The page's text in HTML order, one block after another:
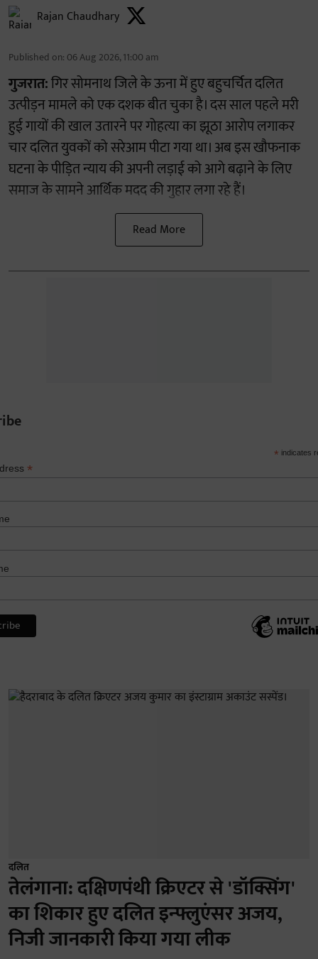
Rajan Chaudhary
Published on: 06 Aug 2026, 11:00 am
गुजरात:गिर सोमनाथ जिले के ऊना में हुए बहुचर्चित दलित
उत्पीड़न मामले को एक दशक बीत चुका है। दस साल पहले मरी
हुई गायों की खाल उतारने पर गोहत्या का झूठा आरोप लगाकर
चार दलित युवकों को सरेआम पीटा गया था। अब इस खौफनाक
घटना के पीड़ित न्याय की अपनी लड़ाई को आगे बढ़ाने के लिए
समाज के सामने आर्थिक मदद की गुहार लगा रहे हैं।
Read More
* indicates
*
दलित
तेलंगाना: दक्षिणपंथी क्रिएटर से 'डॉक्सिंग'
का शिकार हुए दलित इन्फ्लुएंसर अजय,
निजी जानकारी किया गया लीक